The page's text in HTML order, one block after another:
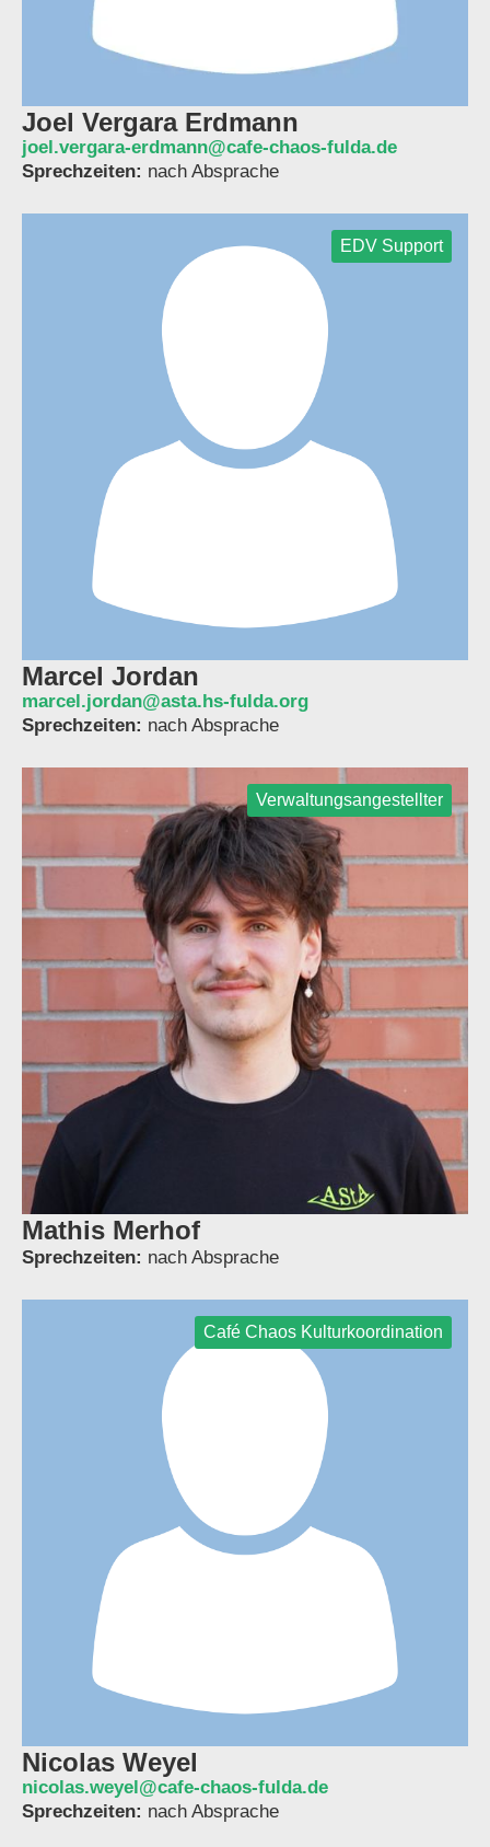
Joel Vergara Erdmann
joel.vergara-erdmann@cafe-chaos-fulda.de
Sprechzeiten: nach Absprache
EDV Support
Marcel Jordan
marcel.jordan@asta.hs-fulda.org
Sprechzeiten: nach Absprache
Verwaltungsangestellter
Mathis Merhof
Sprechzeiten: nach Absprache
Café Chaos Kulturkoordination
Nicolas Weyel
nicolas.weyel@cafe-chaos-fulda.de
Sprechzeiten: nach Absprache